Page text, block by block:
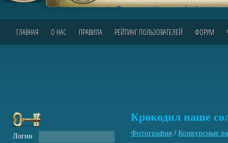
ГЛАВНАЯ О НАС ПРАВИЛА РЕЙТИНГ ПОЛЬЗОВАТЕЛЕЙ ФОРУМ
Крокодил наше
Фотография / Конкурсные
Логин